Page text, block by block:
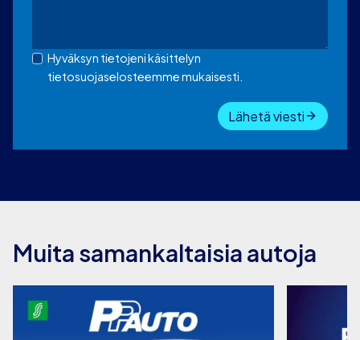
Hyväksyn tietojeni käsittelyn
tietosuojaselosteemme mukaisesti.
Lähetä viesti
Muita samankaltaisia autoja